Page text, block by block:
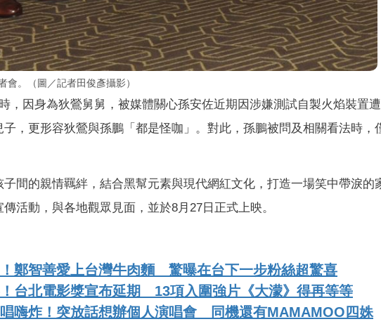
會。（圖／記者田俊彥攝影）
，因身為狄鶯舅舅，被媒體關心孫安佐近期因涉嫌測試自製火焰裝置
，更形容狄鶯與孫鵬「都是怪咖」。對此，孫鵬被問及相關看法時，
子間的親情羈絆，結合黑幫元素與現代網紅文化，打造一場笑中帶淚的
活動，與各地觀眾見面，並於8月27日正式上映。
！鄭智善愛上台灣牛肉麵 驚曝在台下一步粉絲超驚喜
台北電影獎宣布延期 13項入圍強片《大濛》得再等等
嗨炸！突放話想辦個人演唱會 同機還有MAMAMOO四姝